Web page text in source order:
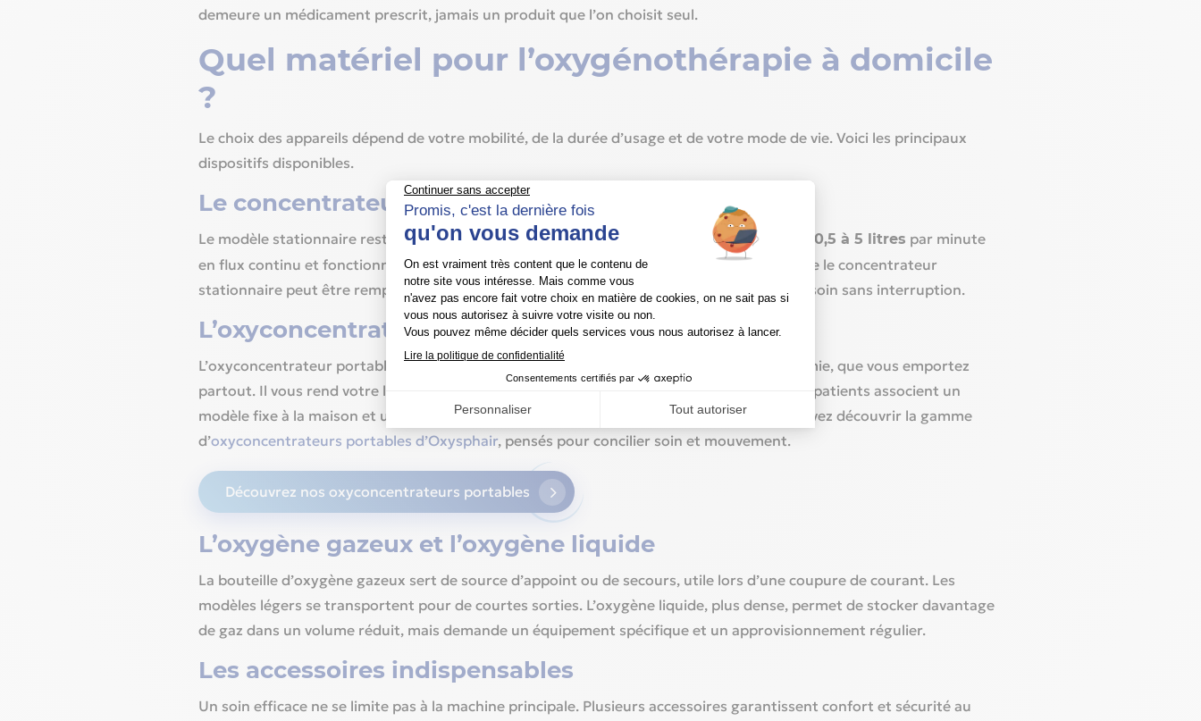
demeure un médicament prescrit, jamais un produit que l’on choisit seul.
Quel matériel pour l’oxygénothérapie à domicile
?
Le choix des appareils dépend de votre mobilité, de la durée d’usage et de votre mode de vie. Voici les principaux
dispositifs disponibles.
Le concentrateur fixe
Le modèle stationnaire reste chez vous, branché sur le secteur. Il délivre généralement de 0,5 à 5 litres par minute
en flux continu et fonctionne plusieurs années, de jour comme de nuit. En cas de problème le concentrateur
stationnaire peut être remplacé immédiatement par l’équipe Oxysphair pour assurer un soin sans interruption.
L’oxyconcentrateur portable
L’oxyconcentrateur portable est un petit appareil léger, doté de batteries longue autonomie, que vous emportez
partout. Il vous rend votre liberté : sorties, courses, déplacements, voyages. Beaucoup de patients associent un
modèle fixe à la maison et une version portable pour leurs activités extérieures. Vous pouvez découvrir la gamme
d’oxyconcentrateurs portables d’Oxysphair, pensés pour concilier soin et mouvement.
Découvrez nos oxyconcentrateurs portables
L’oxygène gazeux et l’oxygène liquide
La bouteille d’oxygène gazeux sert de source d’appoint ou de secours, utile lors d’une coupure de courant. Les
modèles légers se transportent pour de courtes sorties. L’oxygène liquide, plus dense, permet de stocker davantage
de gaz dans un volume réduit, mais demande un équipement spécifique et un approvisionnement régulier.
Les accessoires indispensables
Un soin efficace ne se limite pas à la machine principale. Plusieurs accessoires garantissent confort et sécurité au